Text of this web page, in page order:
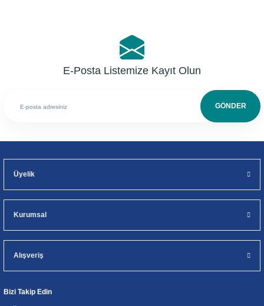
E-Posta Listemize Kayıt Olun
GÖNDER
Üyelik
Kurumsal
Alışveriş
Bizi Takip Edin